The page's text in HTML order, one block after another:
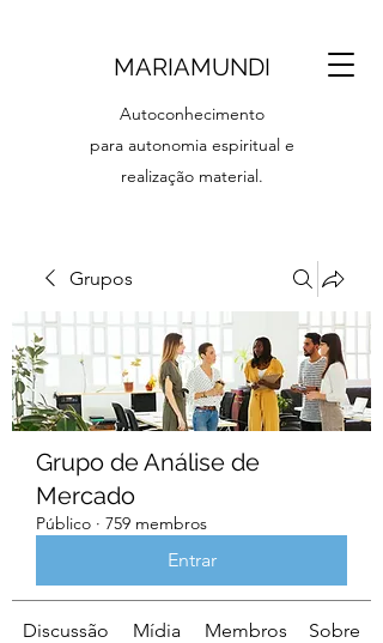
MARIAMUNDI
Autoconhecimento
para autonomia espiritual e
realização material.
Grupos
Grupo de Análise de
Mercado
Público · 759 membros
Entrar
Discussão Mídia Membros Sobre